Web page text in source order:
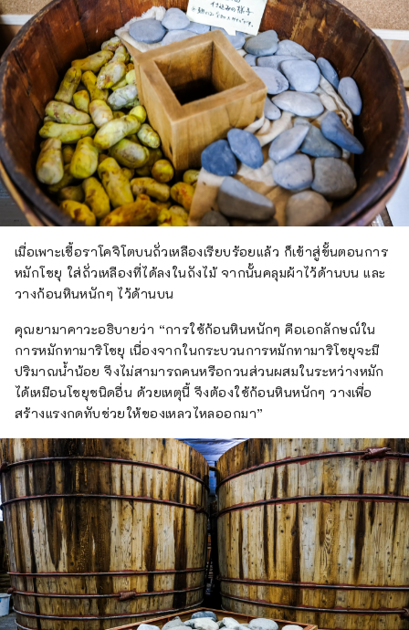
เมื่อเพาะเชื้อราโคจิโตบนถั่วเหลืองเรียบร้อยแล้ว ก็เข้าสู่ขั้นตอนการ
หมักโชยุ ใส่ถั่วเหลืองที่ได้ลงในถังไม้ จากนั้นคลุมผ้าไว้ด้านบน และ
วางก้อนหินหนักๆ ไว้ด้านบน
คุณยามาคาวะอธิบายว่า “การใช้ก้อนหินหนักๆ คือเอกลักษณ์ใน
การหมักทามาริโชยุ เนื่องจากในกระบวนการหมักทามาริโชยุจะมี
ปริมาณน้ำน้อย จึงไม่สามารถคนหรือกวนส่วนผสมในระหว่างหมัก
ได้เหมือนโชยุชนิดอื่น ด้วยเหตุนี้ จึงต้องใช้ก้อนหินหนักๆ วางเพื่อ
สร้างแรงกดทับช่วยให้ของเหลวไหลออกมา”